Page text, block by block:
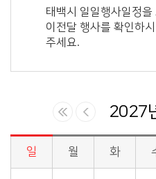
태백시 일일행사일정
이전달 행사를 확인하
주세요.
2027
시정소식>시정 캘린더 게시판의 (2027년 11월) 달력형태로 일정명, 일정내용을 제공합니다.
일 월 화